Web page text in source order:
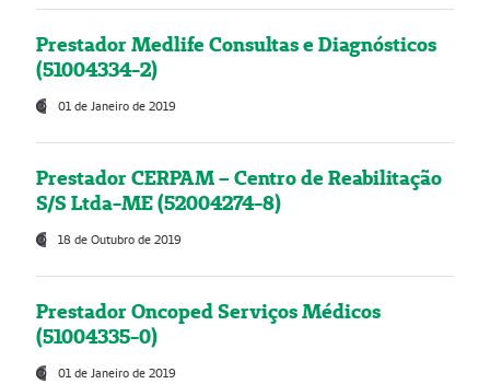
Prestador Medlife Consultas e Diagnósticos
(51004334-2)
01 de Janeiro de 2019
Prestador CERPAM – Centro de Reabilitação
S/S Ltda-ME (52004274-8)
18 de Outubro de 2019
Prestador Oncoped Serviços Médicos
(51004335-0)
01 de Janeiro de 2019